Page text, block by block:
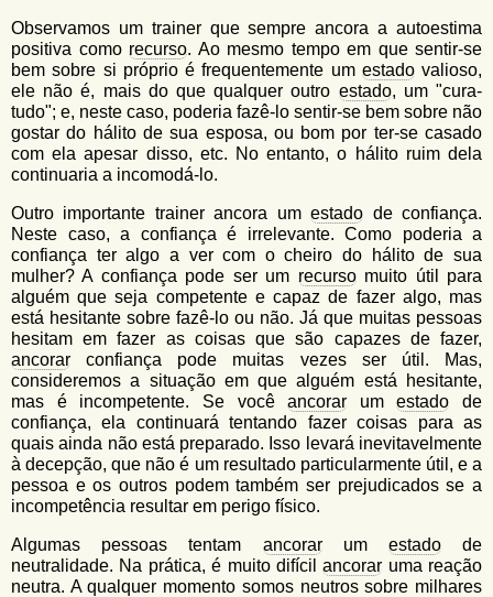
Observamos um trainer que sempre ancora a autoestima
positiva como recurso. Ao mesmo tempo em que sentir-se
bem sobre si próprio é frequentemente um estadovalioso,
ele não é, mais do que qualquer outro estado, um "cura-
tudo"; e, neste caso, poderia fazê-lo sentir-se bem sobre não
gostar do hálito de sua esposa, ou bom por ter-se casado
com ela apesar disso, etc. No entanto, o hálito ruim dela
continuaria a incomodá-lo.
Outro importante trainer ancora umestado de confiança.
Neste caso, a confiança é irrelevante. Como poderia a
confiança ter algo a ver com o cheiro do hálito de sua
mulher? A confiança pode ser um recursomuito útil para
alguém que seja competente e capaz de fazer algo, mas
está hesitante sobre fazê-lo ou não. Já que muitas pessoas
hesitam em fazer as coisas que são capazes de fazer,
ancorar confiança pode muitas vezes ser útil. Mas,
consideremos a situação em que alguém está hesitante,
mas é incompetente. Se vocêancorar umestado de
confiança, ela continuará tentando fazer coisas para as
quais ainda não está preparado. Isso levará inevitavelmente
à decepção, que não é um resultado particularmente útil, e a
pessoa e os outros podem também ser prejudicados se a
incompetência resultar em perigo físico.
Algumas pessoas tentam ancorarum estadode
neutralidade. Na prática, é muito difícilancorar uma reação
neutra. A qualquer momento somos neutros sobre milhares